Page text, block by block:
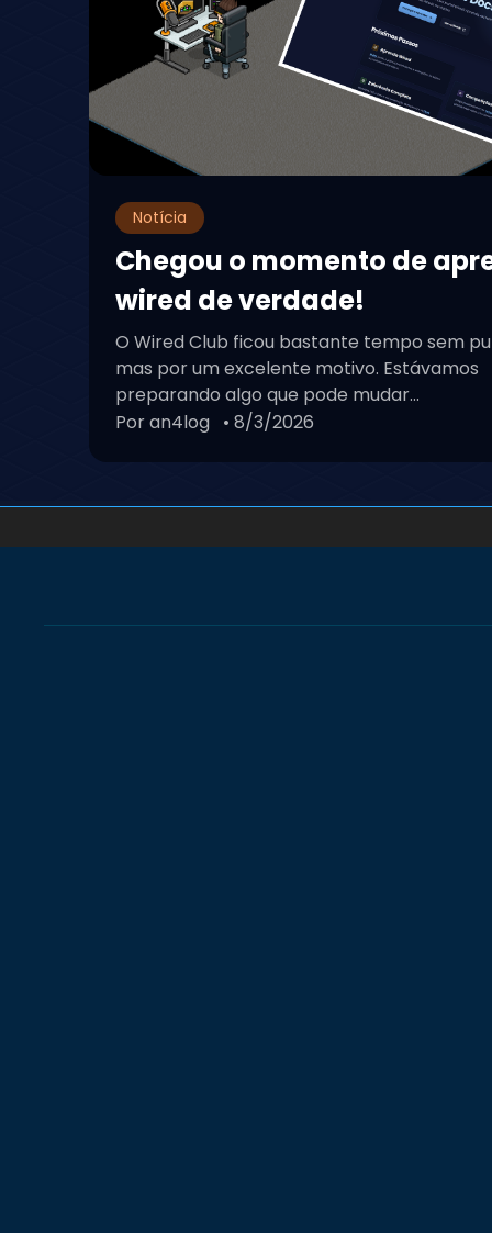
Notícia
Chegou o momento de
wired de verdade!
O Wired Club ficou bastante tempo sem
mas por um excelente motivo. Estávamos
preparando algo que pode mudar...
Por an4log • 8/3/2026